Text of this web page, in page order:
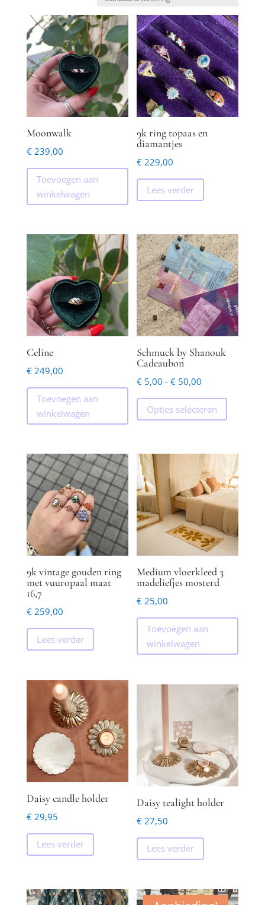
Moonwalk
€239,00
Toevoegen aan
winkelwagen
9k ring topaas en
diamantjes
€ 229,00
Lees verder
Celine
€249,00
Toevoegen aan
winkelwagen
Schmuck by Shanouk
Cadeaubon
€ 5,00 - € 50,00
€ 5,00
tot
Opties selecteren
variaties.
Deze
optie
kan
gekozen
worden
op
9k vintage gouden ring
met vuuropaal maat
16,7
€259,00
Lees verder
Medium vloerkleed 3
madeliefjes mosterd
€ 25,00
Toevoegen aan
winkelwagen
Daisy candle holder
€29,95
Lees verder
Daisy tealight holder
€ 27,50
Lees verder